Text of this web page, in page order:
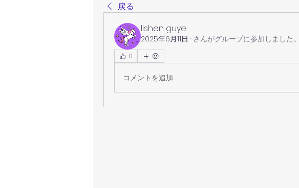
戻る
lishen guye
2025年6月11日 · さんがグループに参加しました。
0
コメントを追加…